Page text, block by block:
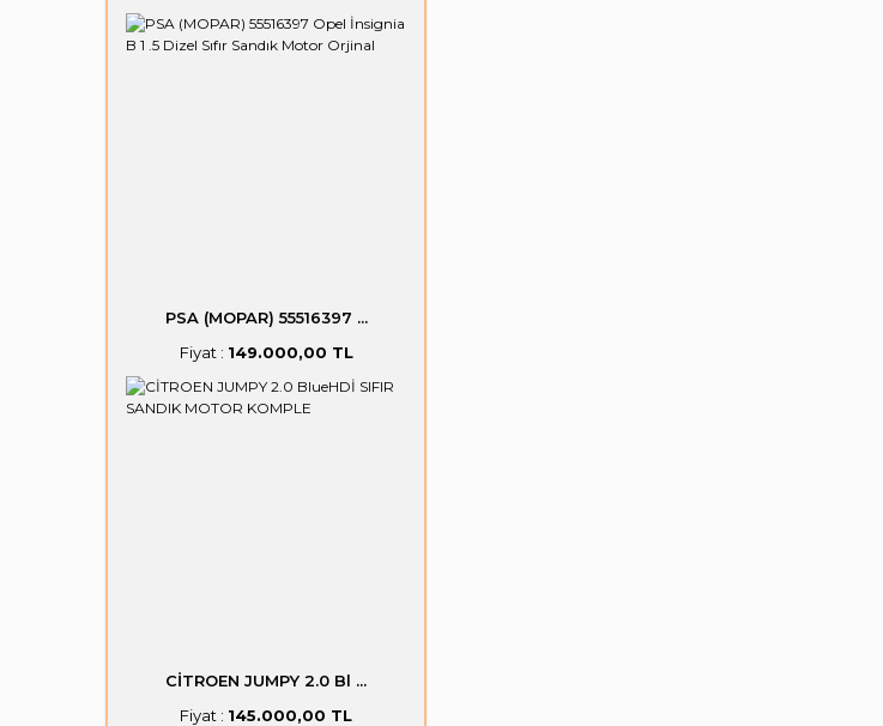
PSA (MOPAR) 55516397 ...
Fiyat : 149.000,00 TL
CİTROEN JUMPY 2.0 Bl ...
Fiyat : 145.000,00 TL